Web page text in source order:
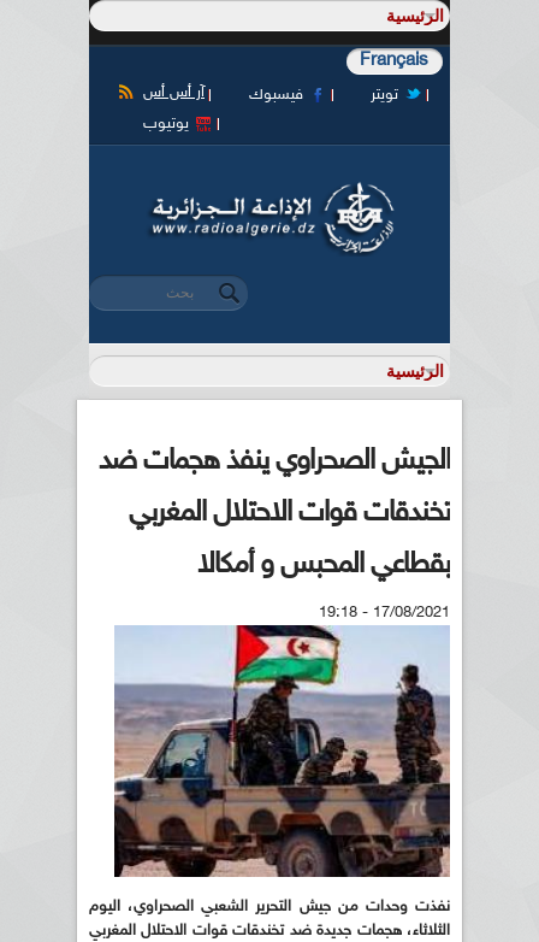
Français
آر أس أس فيسبوك
تويتر
يوتيوب
استمارة البحث
‏بحث ‏
الجيش الصحراوي ينفذ هجمات ضد
تخندقات قوات الاحتلال المغربي
بقطاعي المحبس و أمكالا
17/08/2021 - 19:18
نفذت وحدات من جيش التحرير الشعبي الصحراوي، اليوم
الثلاثاء، هجمات جديدة ضد تخندقات قوات الاحتلال المغربي